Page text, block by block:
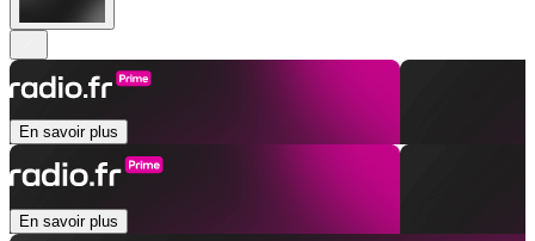
En savoir plus
En savoir plus